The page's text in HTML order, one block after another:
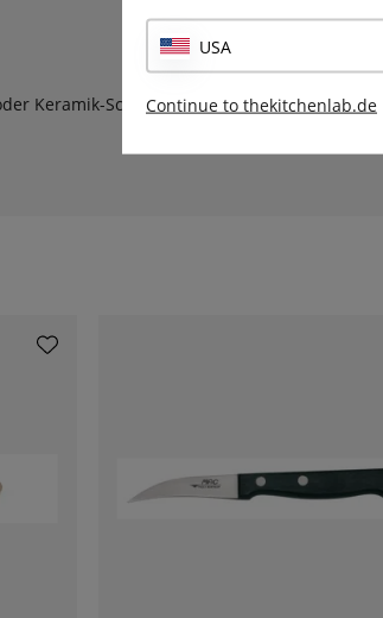
Keramik-Schleifstein
USA
Continue to thekitchenlab.de